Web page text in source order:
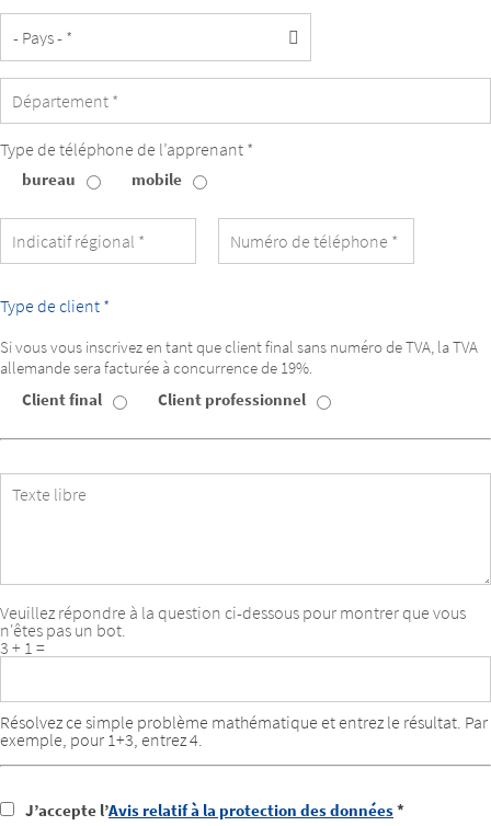
Type de téléphone de l’apprenant *
Type
téléphone
de
l’apprenant
bureau mobile
Type de client *
Si vous vous inscrivez en tant que client final sans numéro de TVA, la TVA
allemande sera facturée à concurrence de 19%.
Type
client
Client final Client professionnel
libre
Veuillez répondre à la question ci-dessous pour montrer que vous
n'êtes pas un bot.
3 + 1 =
Résolvez ce simple problème mathématique et entrez le résultat. Par
exemple, pour 1+3, entrez 4.
J’accepte l’Avis relatif à la protection des données*